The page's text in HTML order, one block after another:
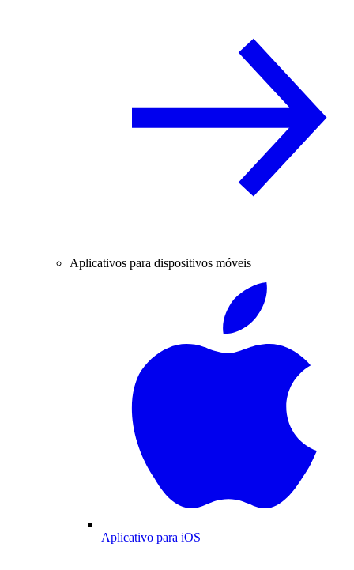
Aplicativos para dispositivos móveis
Aplicativo para iOS